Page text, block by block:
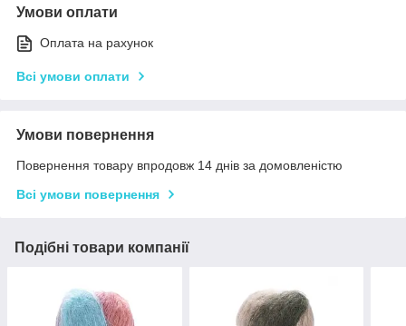
Умови оплати
Оплата на рахунок
Всі умови оплати
Умови повернення
Повернення товару впродовж 14 днів за домовленістю
Всі умови повернення
Подібні товари компанії